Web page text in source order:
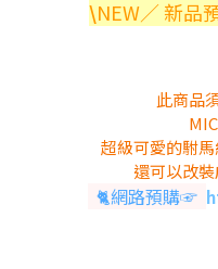
\NEW／ 新品
此商品
超級可愛的駙
還可以改
🐈網路預購☞